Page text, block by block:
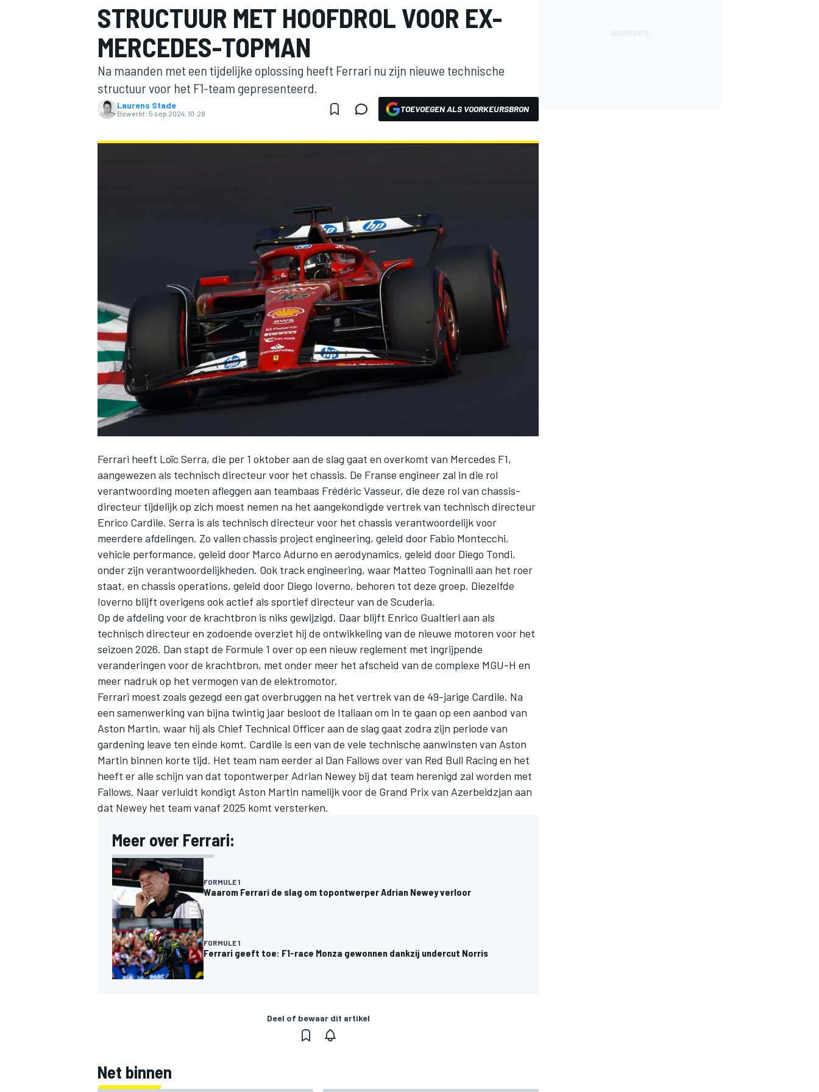
INDYCAR
WEC DTM
STRUCTUUR MET HOOFDROL VOOR EX-
MERCEDES-TOPMAN
Na maanden met een tijdelijke oplossing heeft Ferrari nu zijn nieuwe technische
structuur voor het F1-team gepresenteerd.
Laurens Stade
Bewerkt: 5 sep 2024, 10:28 TOEVOEGEN ALS VOORKEURSBRON
Ferrari heeft Loïc Serra, die per 1 oktober aan de slag gaat en overkomt van Mercedes F1,
aangewezen als technisch directeur voor het chassis. De Franse engineer zal in die rol
verantwoording moeten afleggen aan teambaas Frédéric Vasseur, die deze rol van chassis-
directeur tijdelijk op zich moest nemen na het aangekondigde vertrek van technisch directeur
Enrico Cardile. Serra is als technisch directeur voor het chassis verantwoordelijk voor
meerdere afdelingen. Zo vallen chassis project engineering, geleid door Fabio Montecchi,
vehicle performance, geleid door Marco Adurno en aerodynamics, geleid door Diego Tondi,
onder zijn verantwoordelijkheden. Ook track engineering, waar Matteo Togninalli aan het roer
staat, en chassis operations, geleid door Diego Ioverno, behoren tot deze groep. Diezelfde
Ioverno blijft overigens ook actief als sportief directeur van de Scuderia.
Op de afdeling voor de krachtbron is niks gewijzigd. Daar blijft Enrico Gualtieri aan als
technisch directeur en zodoende overziet hij de ontwikkeling van de nieuwe motoren voor het
seizoen 2026. Dan stapt de Formule 1 over op een nieuw reglement met ingrijpende
veranderingen voor de krachtbron, met onder meer het afscheid van de complexe MGU-H en
meer nadruk op het vermogen van de elektromotor.
Ferrari moest zoals gezegd een gat overbruggen na het vertrek van de 49-jarige Cardile. Na
een samenwerking van bijna twintig jaar besloot de Italiaan om in te gaan op een aanbod van
Aston Martin, waar hij als Chief Technical Officer aan de slag gaat zodra zijn periode van
gardening leave ten einde komt. Cardile is een van de vele technische aanwinsten van Aston
Martin binnen korte tijd. Het team nam eerder al Dan Fallows over van Red Bull Racing en het
heeft er alle schijn van dat topontwerper Adrian Newey bij dat team herenigd zal worden met
Fallows. Naar verluidt kondigt Aston Martin namelijk voor de Grand Prix van Azerbeidzjan aan
dat Newey het team vanaf 2025 komt versterken.
Meer over Ferrari:
FORMULE 1
Waarom Ferrari de slag om topontwerper Adrian Newey verloor
FORMULE 1
Ferrari geeft toe: F1-race Monza gewonnen dankzij undercut Norris
Deel of bewaar dit artikel
Net binnen